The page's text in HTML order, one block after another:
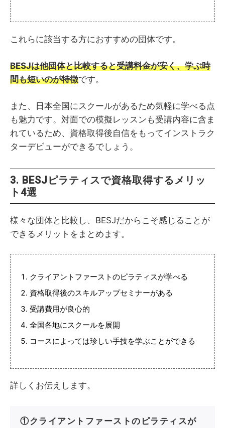
これらに該当する方におすすめの団体です。
BESJは他団体と比較すると受講料金が安く、学ぶ時
間も短いのが特徴です。
また、日本全国にスクールがあるため気軽に学べる点
も魅力です。対面での模擬レッスンも受講内容に含ま
れているため、資格取得後自信をもってインストラク
ターデビューができるでしょう。
3. BESJピラティスで資格取得するメリッ
ト4選
様々な団体と比較し、BESJだからこそ感じることが
できるメリットをまとめます。
クライアントファーストのピラティスが学べる
資格取得後のスキルアップセミナーがある
受講費用が良心的
全国各地にスクールを展開
コースによっては珍しい手技を学ぶことができる
詳しくお伝えします。
①クライアントファーストのピラティスが